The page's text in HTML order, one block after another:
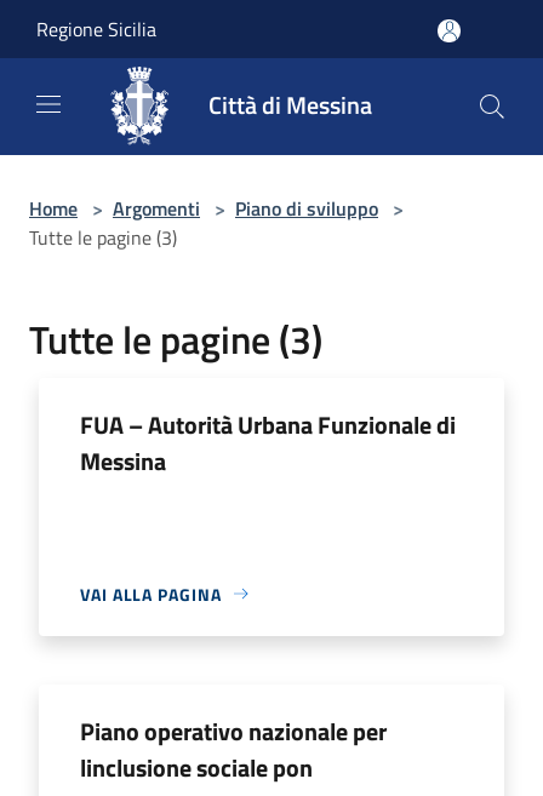
Regione Sicilia
Città di Messina
Home > Argomenti > Piano di sviluppo >
Tutte le pagine (3)
Tutte le pagine (3)
FUA – Autorità Urbana Funzionale di
Messina
VAI ALLA PAGINA
Piano operativo nazionale per
linclusione sociale pon